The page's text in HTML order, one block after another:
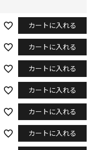
カートに入れる
カートに入れる
カートに入れる
カートに入れる
カートに入れる
カートに入れる